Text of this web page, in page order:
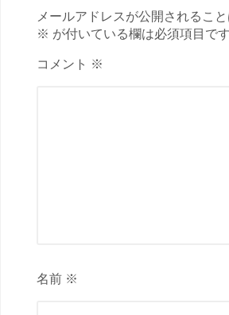
メールアドレスが公開されること
※ が付いている欄は必須項目です
コメント ※
名前 ※